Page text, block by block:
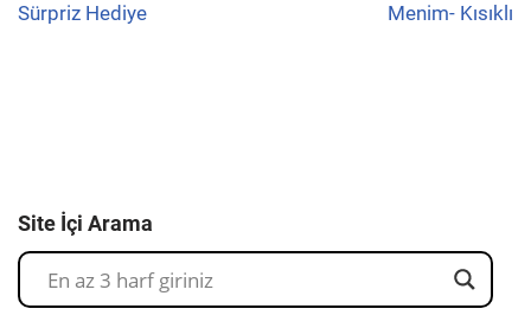
Sürpriz Hediye
Menim- Kısıklı
Site İçi Arama